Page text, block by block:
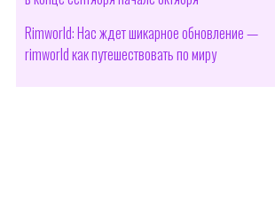
Rimworld: Нас ждет шикарное обновление —
rimworld как путешествовать по миру